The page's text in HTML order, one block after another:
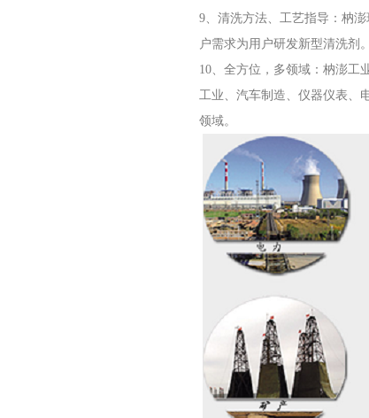
9、清洗方法、工艺指导：枘澎
户需求为用户研发新型清洗剂。
10、全方位，多领域：枘澎工
工业、汽车制造、仪器仪表、
领域。